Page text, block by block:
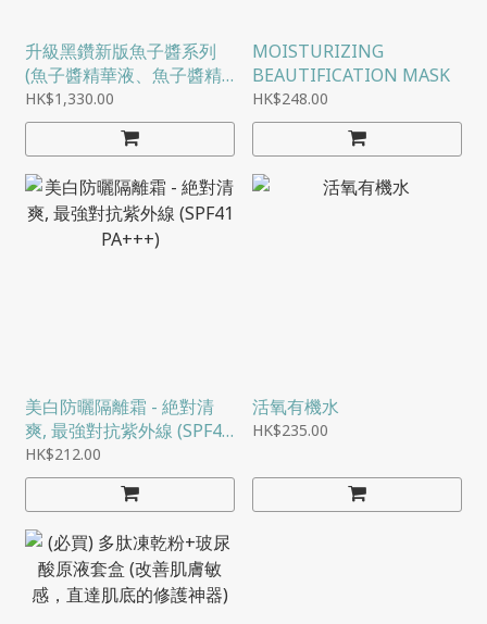
升級黑鑽新版魚子醬系列
(魚子醬精華液、魚子醬精
華水 、黑鑽魚子醬面霜) -
拒絕時間偷走年輕、肌膚狀
態不佳、即刻開始進補
HK$1,330.00
MOISTURIZING
BEAUTIFICATION MASK
HK$248.00
美白防曬隔離霜 - 絶對清
爽, 最強對抗紫外線 (SPF41
PA+++)
HK$212.00
活氧有機水
HK$235.00